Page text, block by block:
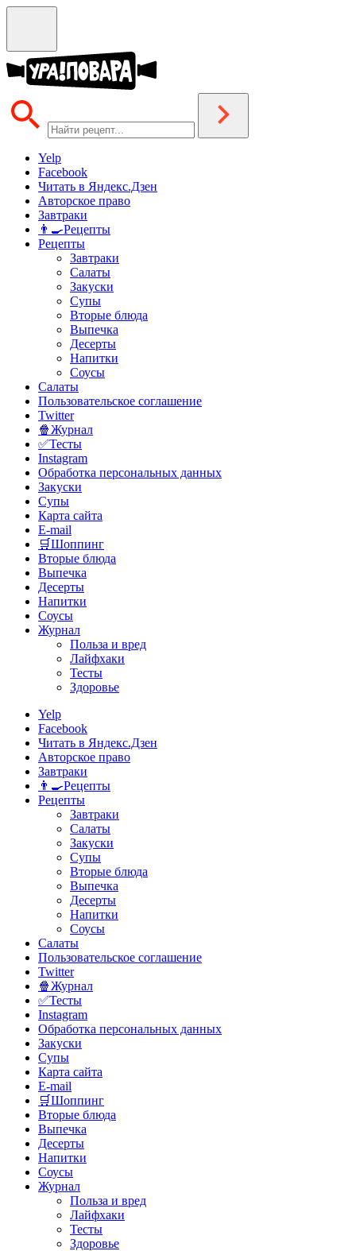
Yelp
Facebook
Читать в Яндекс.Дзен
Авторское право
Завтраки
👨‍🍳Рецепты
Рецепты
Завтраки
Салаты
Закуски
Супы
Вторые блюда
Выпечка
Десерты
Напитки
Соусы
Салаты
Пользовательское соглашение
Twitter
🍿Журнал
✅Тесты
Instagram
Обработка персональных данных
Закуски
Супы
Карта сайта
E-mail
🛒Шоппинг
Вторые блюда
Выпечка
Десерты
Напитки
Соусы
Журнал
Польза и вред
Лайфхаки
Тесты
Здоровье
Yelp
Facebook
Читать в Яндекс.Дзен
Авторское право
Завтраки
👨‍🍳Рецепты
Рецепты
Завтраки
Салаты
Закуски
Супы
Вторые блюда
Выпечка
Десерты
Напитки
Соусы
Салаты
Пользовательское соглашение
Twitter
🍿Журнал
✅Тесты
Instagram
Обработка персональных данных
Закуски
Супы
Карта сайта
E-mail
🛒Шоппинг
Вторые блюда
Выпечка
Десерты
Напитки
Соусы
Журнал
Польза и вред
Лайфхаки
Тесты
Здоровье